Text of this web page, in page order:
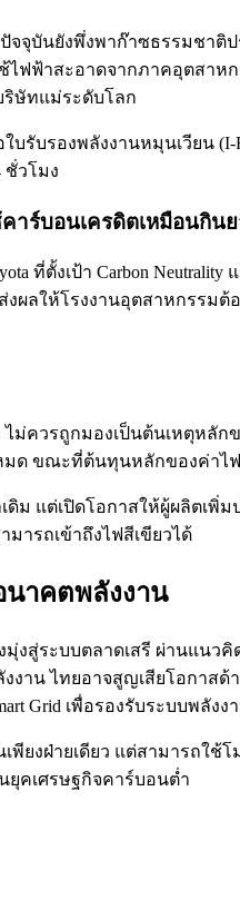
จุบันยังพึ่งพาก๊าซธรรมชาติ
ไฟฟ้าสะอาดจากภาคอุตสา
ษัทแม่ระดับโลก
รับรองพลังงานหมุนเวียน
ชั่วโมง
าร์บอนเครดิตเหมือนกิน
ที่ตั้งเป้า Carbon
ส่งผลให้โรงงานอุตสาหกรร
ม่ควรถูกมองเป็นต้นเหตุหลัก
ขณะที่ต้นทุนหลักของค่าไฟ
แต่เปิดโอกาสให้ผู้ผลิตเพิ่ม
มารถเข้าถึงไฟสีเขียวได้
นาคตพลังงาน
ระบบตลาดเสรี ผ่านแนวคิด
าน ไทยอาจสูญเสียโอกาสด้
Grid เพื่อรองรับระบบพลังง
พียงฝ่ายเดียว แต่สามารถใ
คเศรษฐกิจคาร์บอนต่ำ